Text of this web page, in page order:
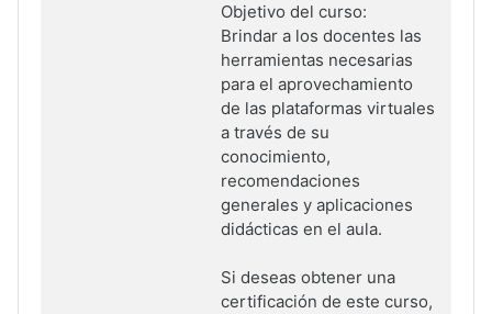
Objetivo del curso:
Brindar a los docentes las
herramientas necesarias
para el aprovechamiento
de las plataformas virtuales
a través de su
conocimiento,
recomendaciones
generales y aplicaciones
didácticas en el aula.
Si deseas obtener una
certificación de este curso,